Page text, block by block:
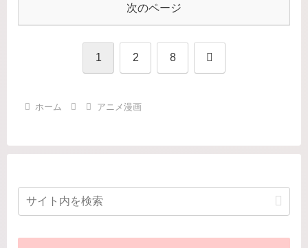
次のページ
1 2 8 次
ホーム アニメ漫画